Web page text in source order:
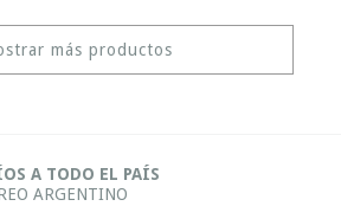
más productos
A TODO EL PAÍS
ARGENTINO